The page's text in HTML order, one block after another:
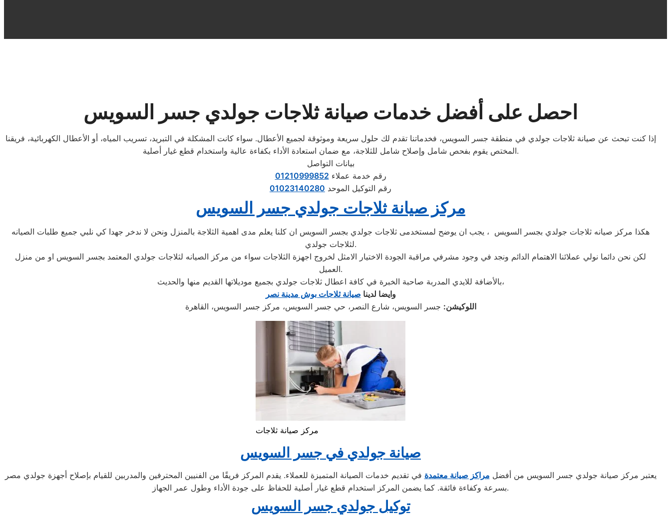
احصل على أفضل خدمات صيانة ثلاجات جولدي جسر السويس
إذا كنت تبحث عن صيانة ثلاجات جولدي في منطقة جسر السويس، فخدماتنا تقدم لك حلول سريعة وموثوقة لجميع الأعطال. سواء كانت المشكلة في التبريد، تسريب المياه، أو الأعطال الكهربائية، فريقنا
المختص يقوم بفحص شامل وإصلاح شامل للثلاجة، مع ضمان استعادة الأداء بكفاءة عالية واستخدام قطع غيار أصلية.
بيانات التواصل
رقم خدمة عملاء 01210999852
رقم التوكيل الموحد 01023140280
مركز صيانة ثلاجات جولدي جسر السويس
هكذا مركز صيانه ثلاجات جولدي بجسر السويس ، يجب ان يوضح لمستخدمى ثلاجات جولدي بجسر السويس ان كلنا يعلم مدى اهمية الثلاجة بالمنزل ونحن لا ندخر جهدا كي نلبي جميع طلبات الصيانه
لثلاجات جولدي.
لكن نحن دائما نولي عملائنا الاهتمام الدائم ونجد في وجود مشرفي مراقبة الجودة الاختيار الامثل لخروج اجهزة الثلاجات سواء من مركز الصيانه لثلاجات جولدي المعتمد بجسر السويس او من منزل
العميل.
بالأضافة للايدي المدربة صاحبة الخبرة في كافة اعطال ثلاجات جولدي بجميع موديلاتها القديم منها والحديث،
وايضا لدينا صيانة ثلاجات بوش مدينة نصر
اللوكيشن: جسر السويس، شارع النصر، حي جسر السويس، مركز جسر السويس، القاهرة
مركز صيانة ثلاجات
صيانة جولدي في جسر السويس
يعتبر مركز صيانة جولدي جسر السويس من أفضل مراكز صيانة معتمدة في تقديم خدمات الصيانة المتميزة للعملاء. يقدم المركز فريقًا من الفنيين المحترفين والمدربين للقيام بإصلاح أجهزة جولدي مصر
بسرعة وكفاءة فائقة. كما يضمن المركز استخدام قطع غيار أصلية للحفاظ على جودة الأداء وطول عمر الجهاز.
توكيل جولدي جسر السويس